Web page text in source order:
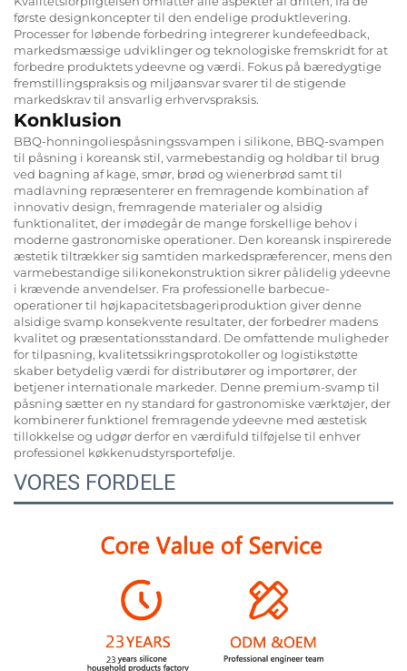
første designkoncepter til den endelige produktlevering.
Processer for løbende forbedring integrerer kundefeedback,
markedsmæssige udviklinger og teknologiske fremskridt for at
forbedre produktets ydeevne og værdi. Fokus på bæredygtige
fremstillingspraksis og miljøansvar svarer til de stigende
markedskrav til ansvarlig erhvervspraksis.
Konklusion
BBQ-honningoliespåsningssvampen i silikone, BBQ-svampen
til påsning i koreansk stil, varmebestandig og holdbar til brug
ved bagning af kage, smør, brød og wienerbrød samt til
madlavning repræsenterer en fremragende kombination af
innovativ design, fremragende materialer og alsidig
funktionalitet, der imødegår de mange forskellige behov i
moderne gastronomiske operationer. Den koreansk inspirerede
æstetik tiltrækker sig samtiden markedspræferencer, mens den
varmebestandige silikonekonstruktion sikrer pålidelig ydeevne
i krævende anvendelser. Fra professionelle barbecue-
operationer til højkapacitetsbageriproduktion giver denne
alsidige svamp konsekvente resultater, der forbedrer madens
kvalitet og præsentationsstandard. De omfattende muligheder
for tilpasning, kvalitetssikringsprotokoller og logistikstøtte
skaber betydelig værdi for distributører og importører, der
betjener internationale markeder. Denne premium-svamp til
påsning sætter en ny standard for gastronomiske værktøjer, der
kombinerer funktionel fremragende ydeevne med æstetisk
tillokkelse og udgør derfor en værdifuld tilføjelse til enhver
professionel køkkenudstyrsportefølje.
VORES FORDELE